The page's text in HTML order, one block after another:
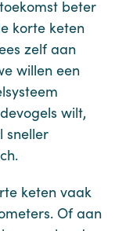
beter
korte keten
zelf aan
willen een
wilt,
sneller
keten vaak
Of aan